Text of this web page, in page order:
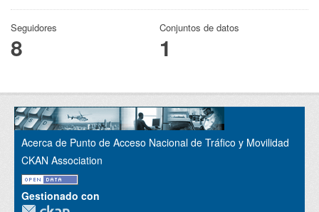
Seguidores
8
Conjuntos de datos
1
Acerca de Punto de Acceso Nacional de Tráfico y Movilidad
CKAN Association
Gestionado con